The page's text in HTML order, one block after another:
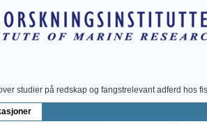
studier på redskap og fangstrelevant adferd hos